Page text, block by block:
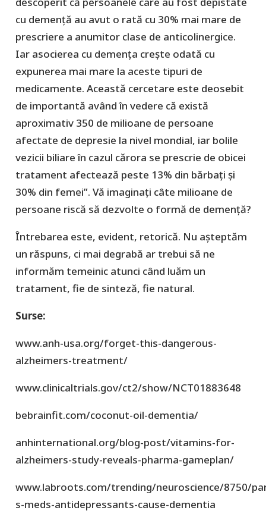
cu demență au avut o rată cu 30% mai mare de
prescriere a anumitor clase de anticolinergice.
Iar asocierea cu demența crește odată cu
expunerea mai mare la aceste tipuri de
medicamente. Această cercetare este deosebit
de importantă având în vedere că există
aproximativ 350 de milioane de persoane
afectate de depresie la nivel mondial, iar bolile
vezicii biliare în cazul cărora se prescrie de obicei
tratament afectează peste 13% din bărbați și
30% din femei”. Vă imaginați câte milioane de
persoane riscă să dezvolte o formă de demență?
Întrebarea este, evident, retorică. Nu așteptăm
un răspuns, ci mai degrabă ar trebui să ne
informăm temeinic atunci când luăm un
tratament, fie de sinteză, fie natural.
Surse:
www.anh-usa.org/forget-this-dangerous-
alzheimers-treatment/
www.clinicaltrials.gov/ct2/show/NCT01883648
bebrainfit.com/coconut-oil-dementia/
anhinternational.org/blog-post/vitamins-for-
alzheimers-study-reveals-pharma-gameplan/
www.labroots.com/trending/neuroscience/8750/
s-meds-antidepressants-cause-dementia